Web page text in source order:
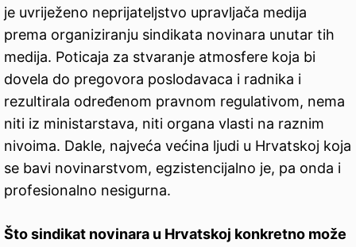
je uvriježeno neprijateljstvo upravljača medija
prema organiziranju sindikata novinara unutar tih
medija. Poticaja za stvaranje atmosfere koja bi
dovela do pregovora poslodavaca i radnika i
rezultirala određenom pravnom regulativom, nema
niti iz ministarstava, niti organa vlasti na raznim
nivoima. Dakle, najveća većina ljudi u Hrvatskoj koja
se bavi novinarstvom, egzistencijalno je, pa onda i
profesionalno nesigurna.
Što sindikat novinara u Hrvatskoj konkretno može